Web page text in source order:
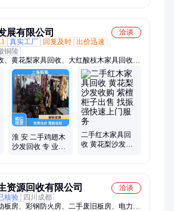
展有限公司
洽谈
真实工厂 回复及时 出价迅速
铜陵
、黄花梨家具回收、大红酸枝木家具回收、
收、小叶紫檀家具回收、老红木家具回收、
红木家具回收、上海黄花梨家具回收、上海
上海小叶紫檀家具回收、上海老红木家具回
收、徐汇区红木家具回收、虹口区红木家具
具回收、青浦区红木家具回收、静安区红木
木家具回收、闵行区红木家具回收、宝山区
区红木家具回收、浦东红木家具回收、松江
山区红木家具回收、上海老式家具回收
淮 安 二手鸡翅木
沙发回收 专 业鉴
二手红木家具回
收 黄花梨沙发收
资源回收有限公司
洽谈
核验
四川成都
板房、彩钢防火房、二手废旧板房、电力物